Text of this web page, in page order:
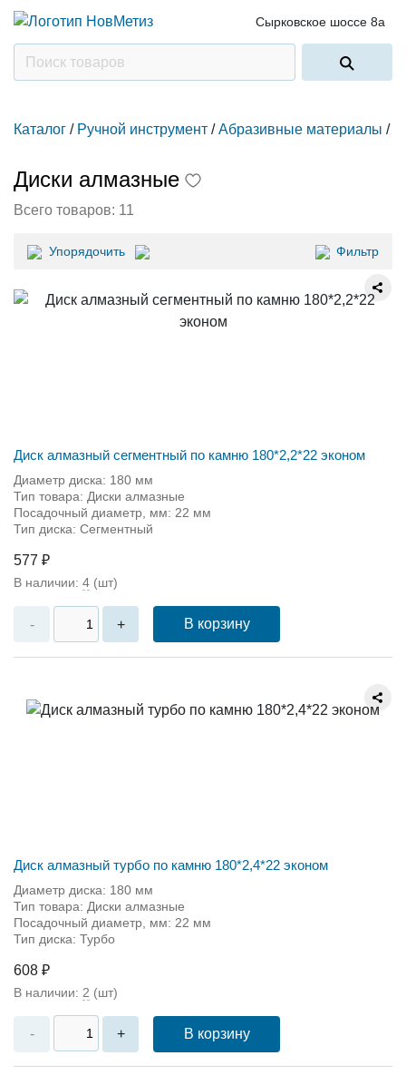
Сырковское шоссе 8а
Каталог / Ручной инструмент / Абразивные материалы /
Диски алмазные
Всего товаров: 11
Упорядочить Фильтр
Диск алмазный сегментный по камню 180*2,2*22 эконом
Диаметр диска: 180 мм
Тип товара: Диски алмазные
Посадочный диаметр, мм: 22 мм
Тип диска: Сегментный
577 ₽
В наличии: 4 (шт)
- + В корзину
Диск алмазный турбо по камню 180*2,4*22 эконом
Диаметр диска: 180 мм
Тип товара: Диски алмазные
Посадочный диаметр, мм: 22 мм
Тип диска: Турбо
608 ₽
В наличии: 2 (шт)
- + В корзину